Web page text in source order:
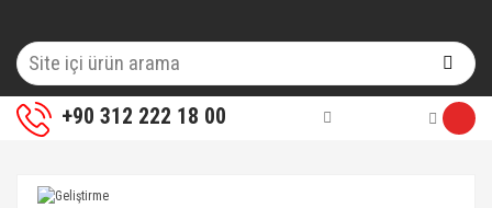
+90 312 222 18 00